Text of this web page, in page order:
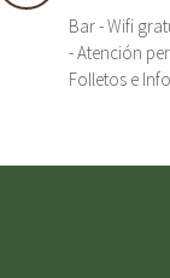
Bar - Wifi
- Atención
Folletos e